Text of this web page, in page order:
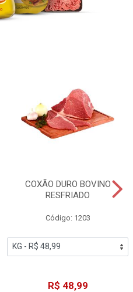
COXÃO DURO BOVINO
RESFRIADO
Código: 1203
R$ 48,99